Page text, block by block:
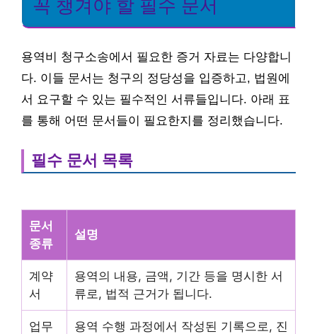
꼭 챙겨야 할 필수 문서
용역비 청구소송에서 필요한 증거 자료는 다양합니
다. 이들 문서는 청구의 정당성을 입증하고, 법원에
서 요구할 수 있는 필수적인 서류들입니다. 아래 표
를 통해 어떤 문서들이 필요한지를 정리했습니다.
필수 문서 목록
문서
종류
설명
계약
서
용역의 내용, 금액, 기간 등을 명시한 서
류로, 법적 근거가 됩니다.
업무
용역 수행 과정에서 작성된 기록으로, 진